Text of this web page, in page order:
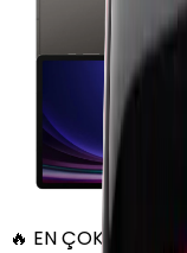
🔥 EN ÇOK SATAN